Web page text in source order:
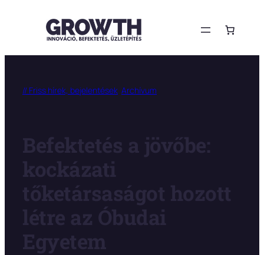
tartalomhoz
// Friss hírek, bejelentések Archívum
Befektetés a jövőbe:
kockázati
tőketársaságot hozott
létre az Óbudai
Egyetem